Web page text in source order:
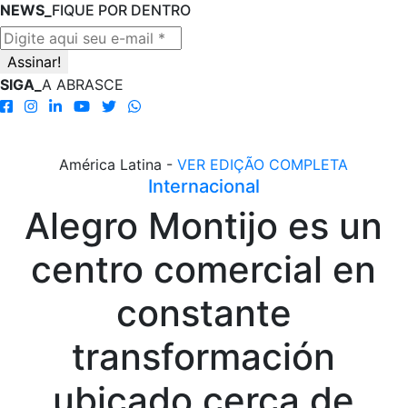
NEWS_ FIQUE POR DENTRO
SIGA_ A ABRASCE
América Latina - VER EDIÇÃO COMPLETA
Internacional
Alegro Montijo es un
centro comercial en
constante
transformación